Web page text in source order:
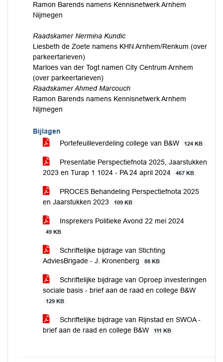
Ramon Barends namens Kennisnetwerk Arnhem
Nijmegen
Raadskamer Nermina Kundic
Liesbeth de Zoete namens KHN Arnhem/Renkum (over
parkeertarieven)
Marloes van der Togt namen City Centrum Arnhem
(over parkeertarieven)
Raadskamer Ahmed Marcouch
Ramon Barends namens Kennisnetwerk Arnhem
Nijmegen
Bijlagen
Portefeuilleverdeling college van B&W
124 KB
Presentatie Perspectiefnota 2025, Jaarstukken
2023 en Turap 1 1024 - PA 24 april 2024
467 KB
PROCES Behandeling Perspectiefnota 2025
en Jaarstukken 2023
109 KB
Insprekers Politieke Avond 22 mei 2024
49 KB
Schriftelijke bijdrage van Stichting
AdviesBrigade - J. Kronenberg
88 KB
Schriftelijke bijdrage van Oproep investeringen
sociale basis - brief aan de raad en college B&W
129 KB
Schriftelijke bijdrage van Rijnstad en SWOA -
brief aan de raad en college B&W
111 KB